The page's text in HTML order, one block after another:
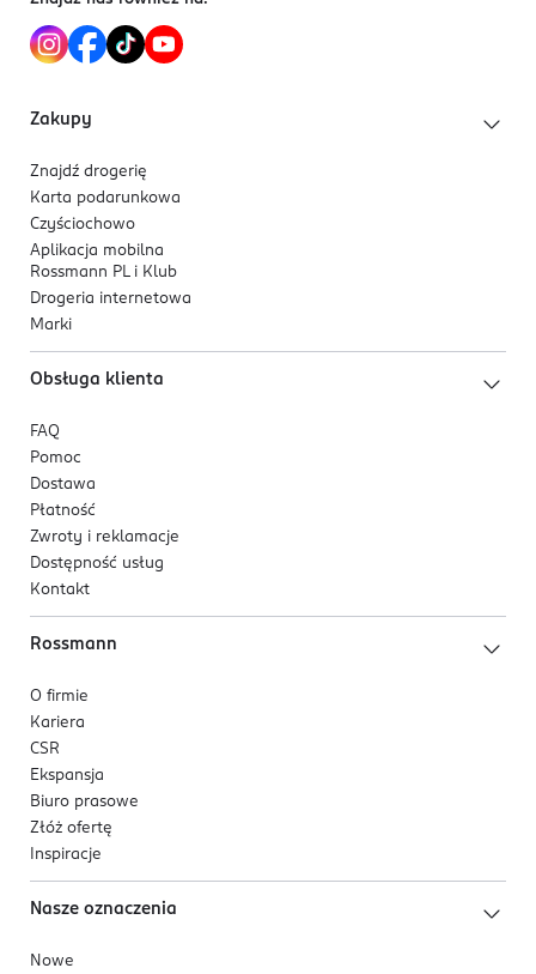
zostaje w pamięci jak sen.
5 903719 646963
Zakupy
Znajdź drogerię
Karta podarunkowa
Czyściochowo
Aplikacja mobilna
Rossmann PL i Klub
Drogeria internetowa
Marki
Obsługa klienta
FAQ
Pomoc
Dostawa
Płatność
Zwroty i reklamacje
Dostępność usług
Kontakt
Rossmann
O firmie
Kariera
CSR
Ekspansja
Biuro prasowe
Złóż ofertę
Inspiracje
Nasze oznaczenia
Nowe